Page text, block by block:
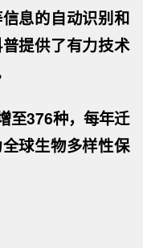
息的自动识别和
提供了有力技术
至376种，每年迁
球生物多样性保